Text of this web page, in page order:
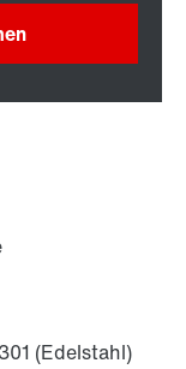
(Edelstahl)